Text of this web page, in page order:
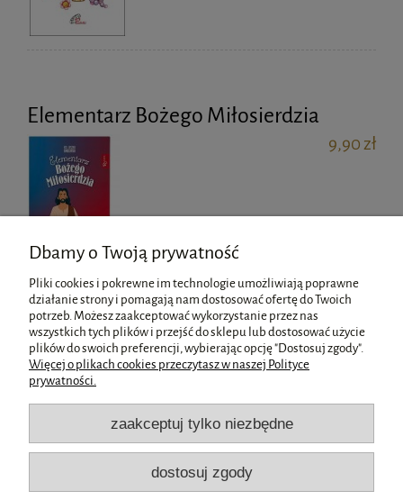
Elementarz Bożego Miłosierdzia
9,90 zł
Pomoc
Płatności i dostawa
Informacje
Dbamy o Twoją prywatność
Pliki cookies i pokrewne im technologie umożliwiają poprawne
działanie strony i pomagają nam dostosować ofertę do Twoich
potrzeb. Możesz zaakceptować wykorzystanie przez nas
wszystkich tych plików i przejść do sklepu lub dostosować użycie
plików do swoich preferencji, wybierając opcję "Dostosuj zgody".
Więcej o plikach cookies przeczytasz w naszej Polityce
prywatności.
zaakceptuj tylko niezbędne
dostosuj zgody